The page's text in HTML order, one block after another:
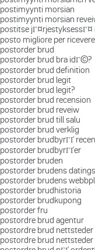
postimyynti morsian
postimyynti morsian
postitse jГ¤rjestyksessГ¤
posto migliore per
postorder brud
postorder brud bra idГ©?
postorder brud definition
postorder brud legit
postorder brud legit?
postorder brud recension
postorder brud reveiw
postorder brud till salu
postorder brud verklig
postorder brudbyrГҐ
postorder brudbyrГҐer
postorder bruden
postorder brudens
postorder brudens
postorder brudhistoria
postorder brudkupong
postorder fru
postordre brud agentur
postordre brud nettsteder
postordre brud